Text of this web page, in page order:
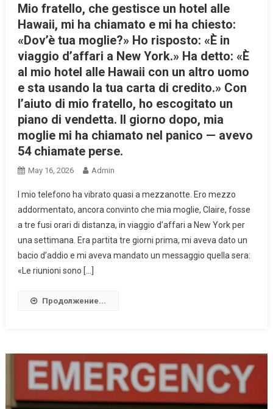
Mio fratello, che gestisce un hotel alle
Hawaii, mi ha chiamato e mi ha chiesto:
«Dov’è tua moglie?» Ho risposto: «È in
viaggio d’affari a New York.» Ha detto: «È
al mio hotel alle Hawaii con un altro uomo
e sta usando la tua carta di credito.» Con
l’aiuto di mio fratello, ho escogitato un
piano di vendetta. Il giorno dopo, mia
moglie mi ha chiamato nel panico — avevo
54 chiamate perse.
May 16, 2026 Admin
l mio telefono ha vibrato quasi a mezzanotte. Ero mezzo
addormentato, ancora convinto che mia moglie, Claire, fosse
a tre fusi orari di distanza, in viaggio d’affari a New York per
una settimana. Era partita tre giorni prima, mi aveva dato un
bacio d’addio e mi aveva mandato un messaggio quella sera:
«Le riunioni sono […]
Продолжение...